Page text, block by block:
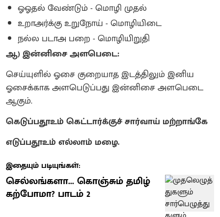
ஓஓதல் வேண்டும் - மொழி முதல்
உறாஅர்க்கு உறுநோய் - மொழியிடை
நல்ல படாஅ பறை - மொழியிறுதி
ஆ) இன்னிசை அளபெடை:
செய்யுளில் ஓசை குறையாத இடத்திலும் இனிய
ஓசைக்காக அளபெடுப்பது இன்னிசை அளபெடை
ஆகும்.
கெடுப்பதூஉம் கெட்டார்க்குச் சார்வாய் மற்றாங்கே
எடுப்பதூஉம் எல்லாம் மழை.
இதையும் படியுங்கள்:
செல்லங்களா... கொஞ்சும் தமிழ்
கற்போமா? பாடம் 2